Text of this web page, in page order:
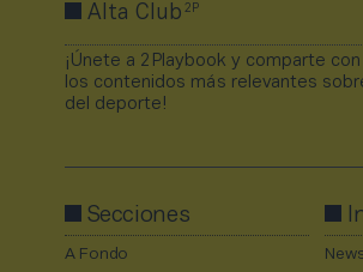
Alta Club2P
¡Únete a 2Playbook y comparte
los contenidos más relevantes
del deporte!
Secciones
A Fondo